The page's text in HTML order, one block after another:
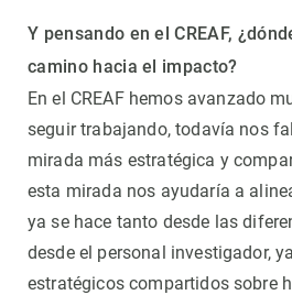
Y pensando en el CREAF,
camino hacia el impacto?
En el CREAF hemos avanzado
seguir trabajando, todavía nos
mirada más estratégica y
esta mirada nos ayudaría a
ya se hace tanto desde las
desde el personal investigador,
estratégicos compartidos sobre